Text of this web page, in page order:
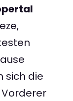
sich die